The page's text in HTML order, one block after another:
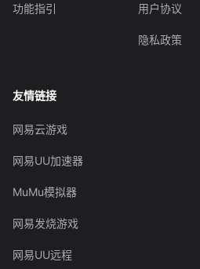
功能指引 用户协议
隐私政策
友情链接
网易云游戏
网易UU加速器
MuMu模拟器
网易发烧游戏
网易UU远程